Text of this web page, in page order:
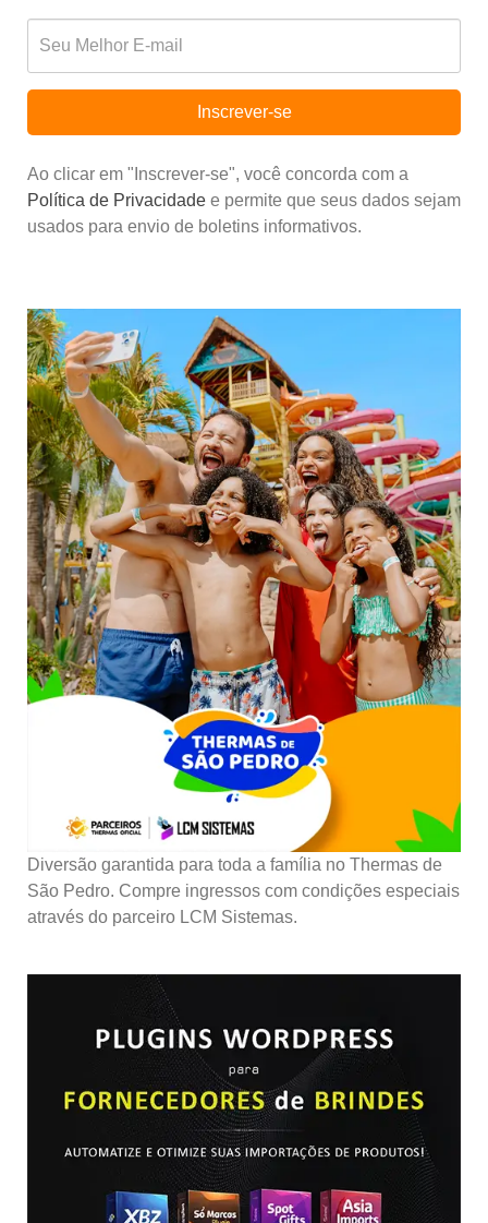
Inscrever-se
Ao clicar em "Inscrever-se", você concorda com a
Política de Privacidade e permite que seus dados sejam
usados para envio de boletins informativos.
Diversão garantida para toda a família no Thermas de
São Pedro. Compre ingressos com condições especiais
através do parceiro LCM Sistemas.